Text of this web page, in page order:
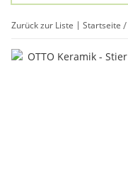
Zurück zur Liste Startseite